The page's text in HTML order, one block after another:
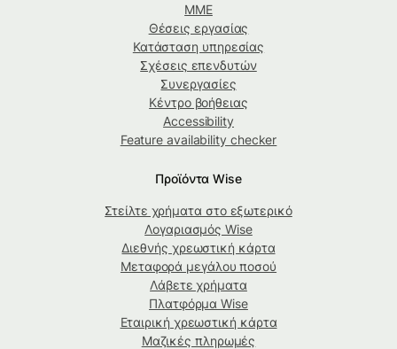
ΜΜΕ
Θέσεις εργασίας
Κατάσταση υπηρεσίας
Σχέσεις επενδυτών
Συνεργασίες
Κέντρο βοήθειας
Accessibility
Feature availability checker
Προϊόντα Wise
Στείλτε χρήματα στο εξωτερικό
Λογαριασμός Wise
Διεθνής χρεωστική κάρτα
Μεταφορά μεγάλου ποσού
Λάβετε χρήματα
Πλατφόρμα Wise
Εταιρική χρεωστική κάρτα
Μαζικές πληρωμές